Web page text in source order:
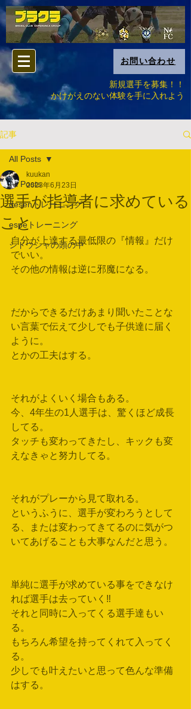
お問い合わせ
新規選手を募集！！
​かけがえのない体験を手に入れよう
記事
All Posts
desenトレーニング
espeトレーニング
シドウシャの頭の中
All Posts
選手が指導者に求めている
こと
kuukan
2023年6月23日
自分が上達する最低限の『情報』だけ
でいい。
その他の情報は逆に邪魔になる。
だからできるだけあまり聞いたことな
い言葉で伝えて少しでも子供達に届く
ように。
とかの工夫はする。
それがよくいく場合もある。
今、4年生の1人選手は、驚くほど成長
してる。
タッチも変わってきたし、キックも変
えなきゃと努力してる。
それがプレーから見て取れる。
というふうに、選手が変わろうとして
る、または変わってきてるのに気がつ
いてあげることも大事なんだと思う。
単純に選手が求めている事をできなけ
れば選手は去っていく‼︎
それと同時に入ってくる選手達もい
る。
もちろん希望を持ってくれて入ってく
る。
少しでも叶えたいと思って色んな準備
はする。